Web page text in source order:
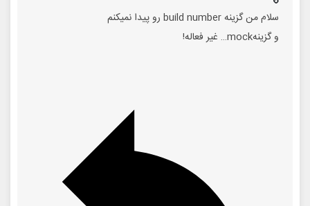
سلام من گزینه build number رو پیدا نمیکنم
و گزینهmock… غیر فعاله!